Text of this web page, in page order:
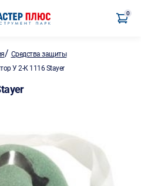
0
/ Средства защиты
У 2-К 1116 Stayer